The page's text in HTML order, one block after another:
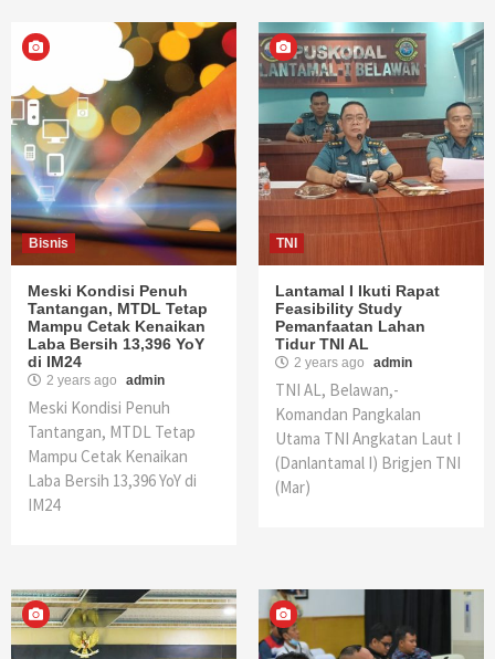
Bisnis
Meski Kondisi Penuh
Tantangan, MTDL Tetap
Mampu Cetak Kenaikan
Laba Bersih 13,396 YoY
di IM24
2 years ago admin
Meski Kondisi Penuh
Tantangan, MTDL Tetap
Mampu Cetak Kenaikan
Laba Bersih 13,396 YoY di
IM24
TNI
Lantamal I Ikuti Rapat
Feasibility Study
Pemanfaatan Lahan
Tidur TNI AL
2 years ago admin
TNI AL, Belawan,-
Komandan Pangkalan
Utama TNI Angkatan Laut I
(Danlantamal I) Brigjen TNI
(Mar)